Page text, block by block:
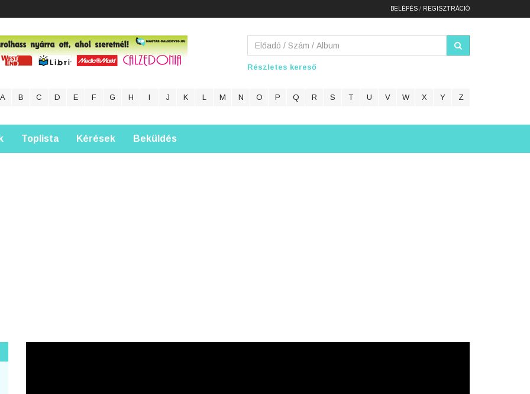
BELÉPÉS / REGISZTRÁCIÓ
Részletes kereső
A B C D E F G H I J K L M N O P Q R S T U V W X Y Z
Toplista Kérések Beküldés